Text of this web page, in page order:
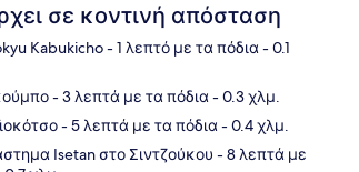
σε κοντινή απόσταση
Kabukicho- 1 λεπτό με τα πόδια - 0.1
- 3 λεπτά με τα πόδια - 0.3 χλμ.
- 5 λεπτά με τα πόδια - 0.4 χλμ.
Isetan στο Σιντζούκου - 8 λεπτά με